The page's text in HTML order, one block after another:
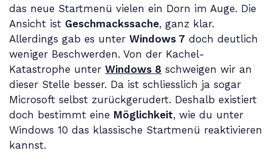
das neue Startmenü vielen ein Dorn im Auge. Die
Ansicht ist Geschmackssache, ganz klar.
Allerdings gab es unter Windows 7 doch deutlich
weniger Beschwerden. Von der Kachel-
Katastrophe unter Windows 8 schweigen wir an
dieser Stelle besser. Da ist schliesslich ja sogar
Microsoft selbst zurückgerudert. Deshalb existiert
doch bestimmt eine Möglichkeit, wie du unter
Windows 10 das klassische Startmenü reaktivieren
kannst.